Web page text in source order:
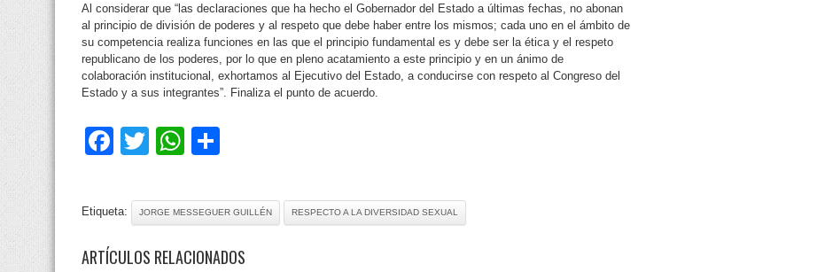
Al considerar que “las declaraciones que ha hecho el Gobernador del Estado a últimas fechas, no abonan
al principio de división de poderes y al respeto que debe haber entre los mismos; cada uno en el ámbito de
su competencia realiza funciones en las que el principio fundamental es y debe ser la ética y el respeto
republicano de los poderes, por lo que en pleno acatamiento a este principio y en un ánimo de
colaboración institucional, exhortamos al Ejecutivo del Estado, a conducirse con respeto al Congreso del
Estado y a sus integrantes”. Finaliza el punto de acuerdo.
Facebook
TwitterWhatsApp
Etiqueta: JORGE MESSEGUER GUILLÉN RESPECTO A LA DIVERSIDAD SEXUAL
ARTÍCULOS RELACIONADOS